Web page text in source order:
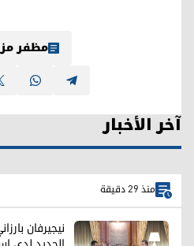
مظفر
آخر الأخبار
منذ 29 دقيقة
نيجيرفان